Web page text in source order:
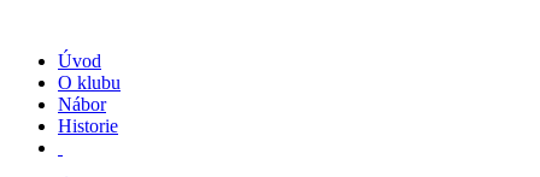
Úvod
O klubu
Nábor
Historie